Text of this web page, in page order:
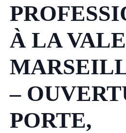
À LA
–
PORTE,